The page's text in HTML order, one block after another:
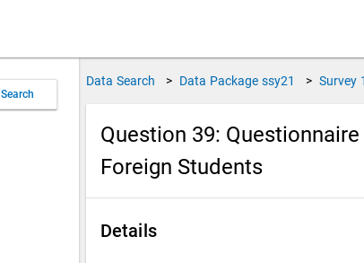
Search
Data Search > Data Package ssy21 > Survey 1
Question 39:
Foreign Students
Details